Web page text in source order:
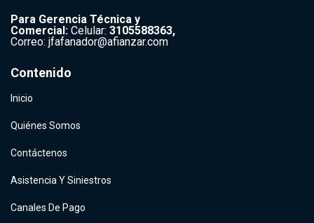
Para Gerencia Técnica y
Comercial: Celular: 3105588363,
Correo: jfafanador@afianzar.com
Contenido
Inicio
Quiénes Somos
Contáctenos
Asistencia Y Siniestros
Canales De Pago